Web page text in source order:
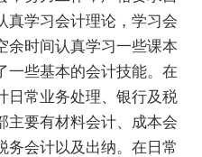
真学习会计理论，学习会
余时间认真学习一些课本
一些基本的会计技能。在
日常业务处理、银行及税
主要有材料会计、成本会
务会计以及出纳。在日常